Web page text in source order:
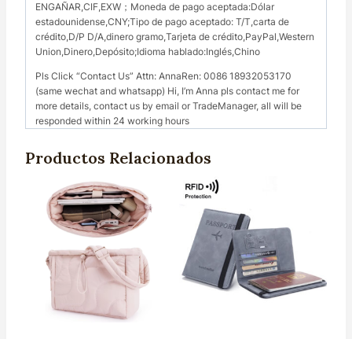
ENGAÑAR,CIF,EXW；Moneda de pago aceptada:Dólar
estadounidense,CNY;Tipo de pago aceptado: T/T,carta de
crédito,D/P D/A,dinero gramo,Tarjeta de crédito,PayPal,Western
Union,Dinero,Depósito;Idioma hablado:Inglés,Chino
Pls Click “Contact Us” Attn: AnnaRen: 0086 18932053170
(same wechat and whatsapp) Hi, I’m Anna pls contact me for
more details, contact us by email or TradeManager, all will be
responded within 24 working hours
Productos Relacionados